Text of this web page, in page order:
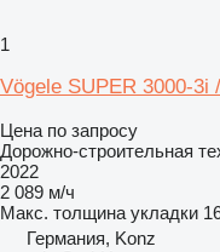
1
Vögele SUPER 3000-3i
Цена по запросу
Дорожно-строительная
2022
2 089 м/ч
Макс. толщина укладки
Германия, Konz